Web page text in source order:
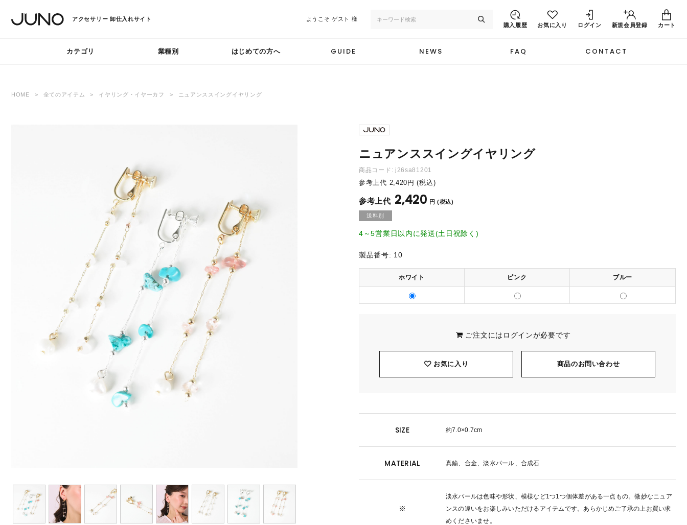
アクセサリー 卸仕入れサイト ようこそゲスト 様
購入履歴
お気に入り ログイン 新規会員登録 カート
カテゴリ 業種別 はじめての方へ GUIDE NEWS FAQ CONTACT
HOME 全てのアイテム イヤリング・イヤーカフ ニュアンススイングイヤリング
ニュアンススイングイヤリング
商品コード: j26sa81201
参考上代 2,420 円 (税込)
2,420 円 (税込)
送料別
4～5営業日以内に発送(土日祝除く)
製品番号: 10
ホワイト ピンク ブルー
ご注文には ログインが必要です
お気に入り 商品のお問い合わせ
SIZE 約7.0×0.7cm
MATERIAL 真鍮、合金、淡水パール、合成石
※
淡水パールは色味や形状、模様など1つ1つ個体差がある一点もの。微妙なニュア
ンスの違いをお楽しみいただけるアイテムです。あらかじめご了承の上お買い求
めくださいませ。